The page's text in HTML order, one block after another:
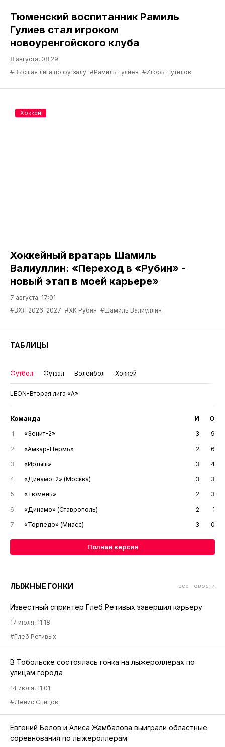
Тюменский воспитанник Рамиль
Гулиев стал игроком
новоуренгойского клуба
8 августа, 08:29
#Высшая лига по футзалу #Рамиль Гулиев #Игорь Путилов
Хоккейный вратарь Шамиль
Валиуллин: «Переход в «Рубин» -
новый этап в моей карьере»
7 августа, 17:01
#ВХЛ 2026-2027 #ХК Рубин #Шамиль Валиуллин
Хоккей
ТАБЛИЦЫ
Футбол Футзал Волейбол Хоккей
LEON-Вторая лига «А»
Команда И О
1 «Зенит-2» 3
9
2
«Амкар-Пермь» 2
6
3
«Иртыш» 3
4
4
«Динамо-2» (Москва) 3
3
5
«Тюмень» 2
3
6
«Динамо» (Ставрополь) 2
1
7
«Торпедо» (Миасс) 3 0
Полная версия
ЛЫЖНЫЕ ГОНКИ все новости
Известный спринтер Глеб Ретивых завершил карьеру
17 июля, 11:18
#Глеб Ретивых
В Тобольске состоялась гонка на лыжероллерах по
улицам города
14 июля, 11:01
#Денис Спицов
Евгений Белов и Алиса Жамбалова выиграли областные
соревнования по лыжероллерам